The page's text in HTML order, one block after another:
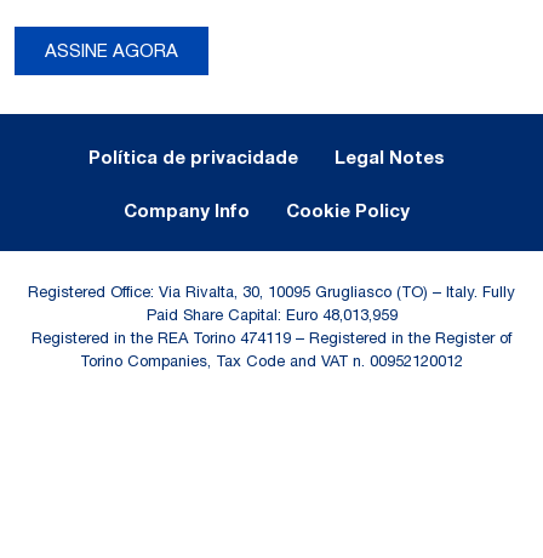
ASSINE AGORA
Política de privacidade Legal Notes
Company Info Cookie Policy
Registered Office: Via Rivalta, 30, 10095 Grugliasco (TO) – Italy. Fully
Paid Share Capital: Euro 48,013,959
Registered in the REA Torino 474119 – Registered in the Register of
Torino Companies, Tax Code and VAT n. 00952120012